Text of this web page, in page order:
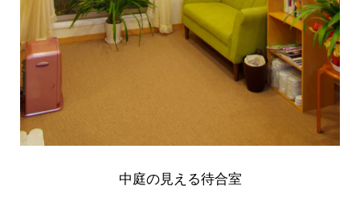
中庭の見える待合室